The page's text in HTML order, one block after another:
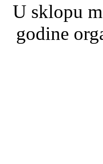
U sklopu
godine